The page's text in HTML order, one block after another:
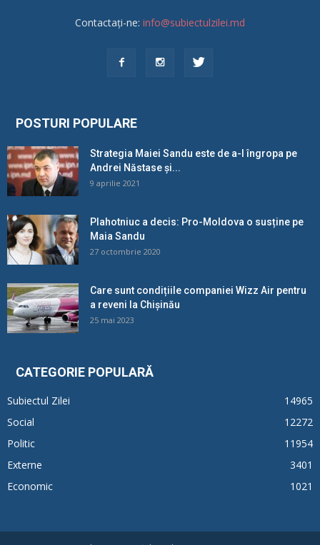
Contactați-ne: info@subiectulzilei.md
POSTURI POPULARE
Strategia Maiei Sandu este de a-l îngropa pe
Andrei Năstase și...
9 aprilie 2021
Plahotniuc a decis: Pro-Moldova o susține pe
Maia Sandu
27 octombrie 2020
Care sunt condițiile companiei Wizz Air pentru
a reveni la Chișinău
25 mai 2023
CATEGORIE POPULARĂ
Subiectul Zilei
14965
Social
12272
Politic
11954
Externe
3401
Economic
1021